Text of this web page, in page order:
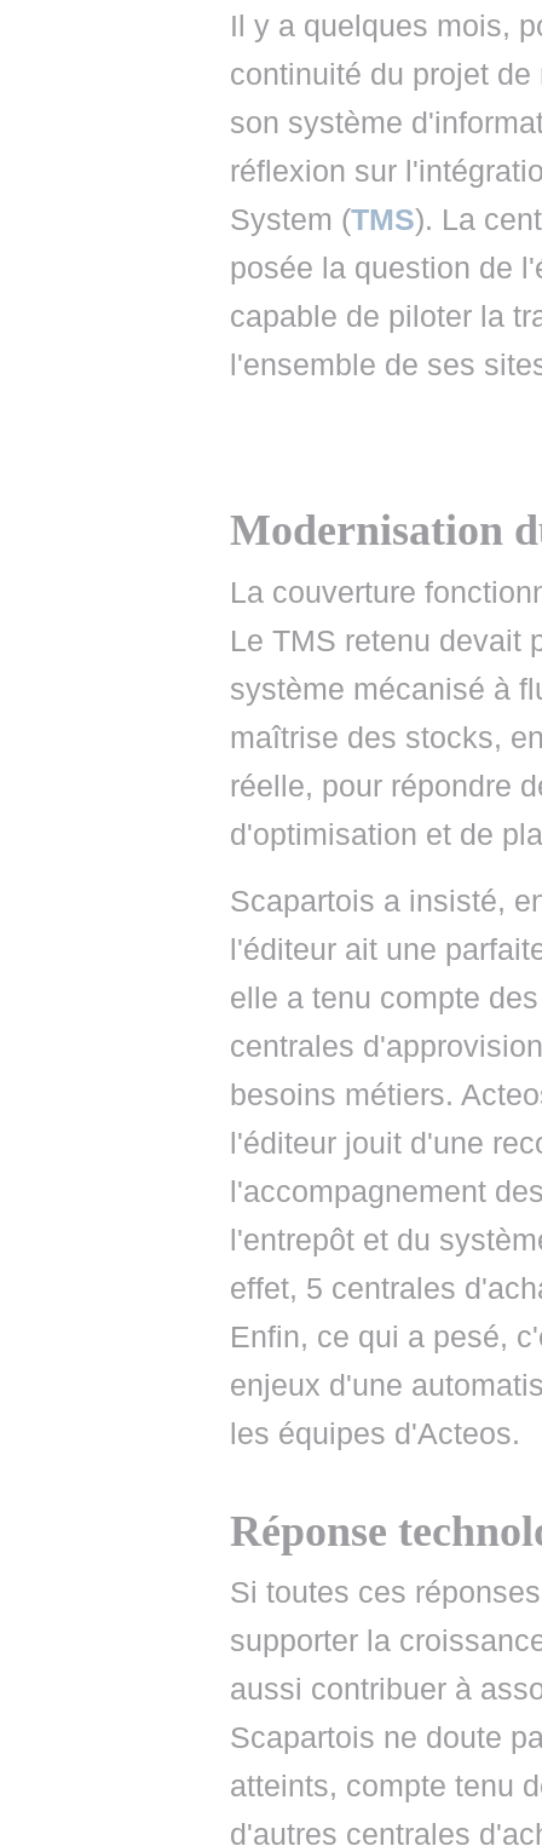
Il y a quelques mois,
continuité du projet
son système
réflexion sur
System (TMS). La
posée la question de
capable de piloter la
l'ensemble de ses
Modernisation
La couverture
Le TMS retenu devait
système mécanisé à
maîtrise des stocks,
réelle, pour répondre
d'optimisation et de
Scapartois a insisté,
l'éditeur ait une
elle a tenu compte
centrales
besoins métiers.
l'éditeur jouit d'une
l'accompagnement
l'entrepôt et du
effet, 5 centrales
Enfin, ce qui a pesé,
enjeux d'une
les équipes d'Acteos.
Réponse
Si toutes ces
supporter la
aussi contribuer à
Scapartois ne doute
atteints, compte tenu
d'autres centrales